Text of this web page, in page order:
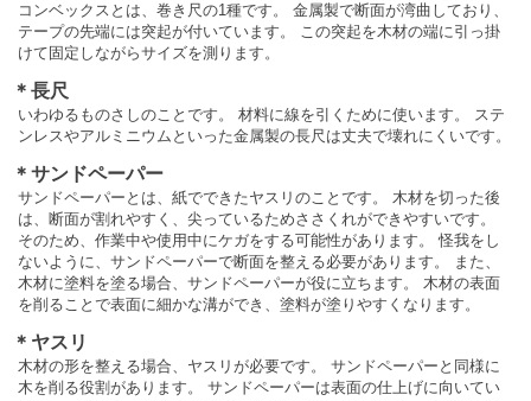
コンベックスとは、巻き尺の1種です。 金属製で断面が湾曲しており、
テープの先端には突起が付いています。 この突起を木材の端に引っ掛
けて固定しながらサイズを測ります。
＊長尺
いわゆるものさしのことです。 材料に線を引くために使います。 ステ
ンレスやアルミニウムといった金属製の長尺は丈夫で壊れにくいです。
＊サンドペーパー
サンドペーパーとは、紙でできたヤスリのことです。 木材を切った後
は、断面が割れやすく、尖っているためささくれができやすいです。
そのため、作業中や使用中にケガをする可能性があります。 怪我をし
ないように、サンドペーパーで断面を整える必要があります。 また、
木材に塗料を塗る場合、サンドペーパーが役に立ちます。 木材の表面
を削ることで表面に細かな溝ができ、塗料が塗りやすくなります。
＊ヤスリ
木材の形を整える場合、ヤスリが必要です。 サンドペーパーと同様に
木を削る役割があります。 サンドペーパーは表面の仕上げに向いてい